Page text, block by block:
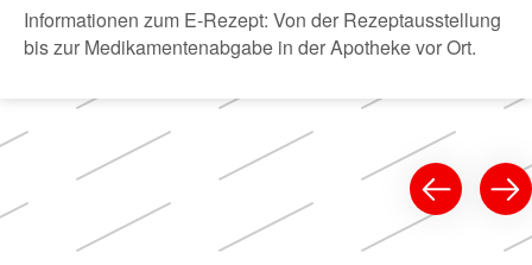
Informationen zum E-Rezept: Von der Rezeptausstellung
bis zur Medikamentenabgabe in der Apotheke vor Ort.